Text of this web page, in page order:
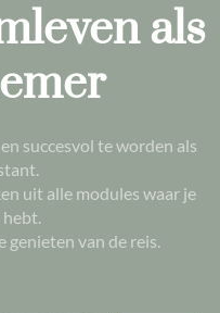
als
succesvol te worden als
uit alle modules waar je
genieten van de reis.